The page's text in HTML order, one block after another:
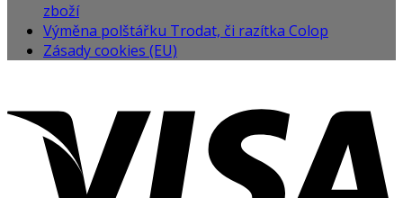
zboží
Výměna polštářku Trodat, či razítka Colop
Zásady cookies (EU)